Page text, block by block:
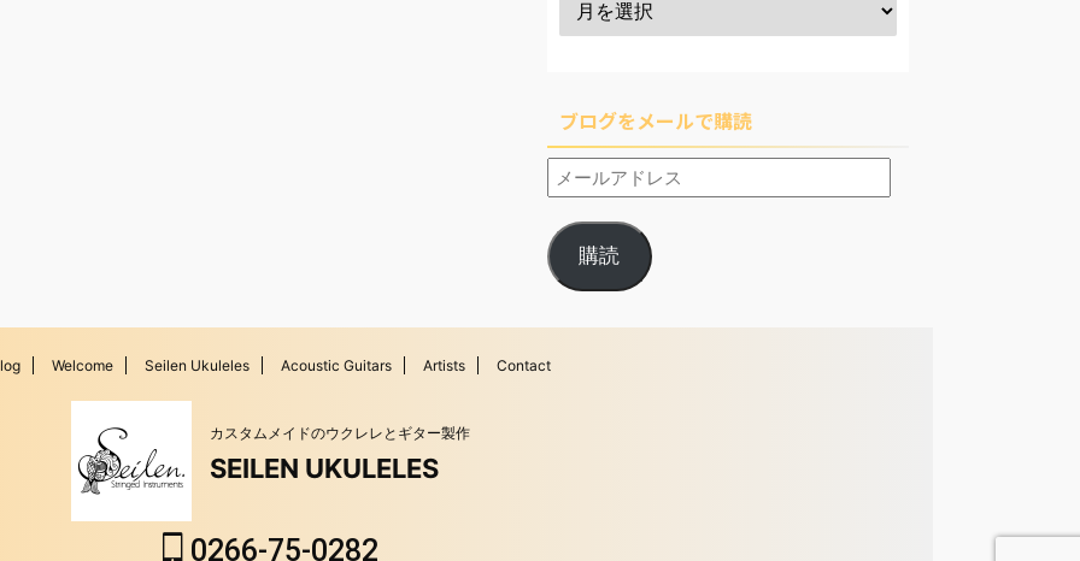
ブログをメールで購読
購読
Welcome Seilen Ukuleles Acoustic Guitars Artists Contact
カスタムメイドのウクレレとギター製作
SEILEN UKULELES
0266-75-0282